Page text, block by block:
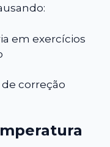
em exercícios
correção